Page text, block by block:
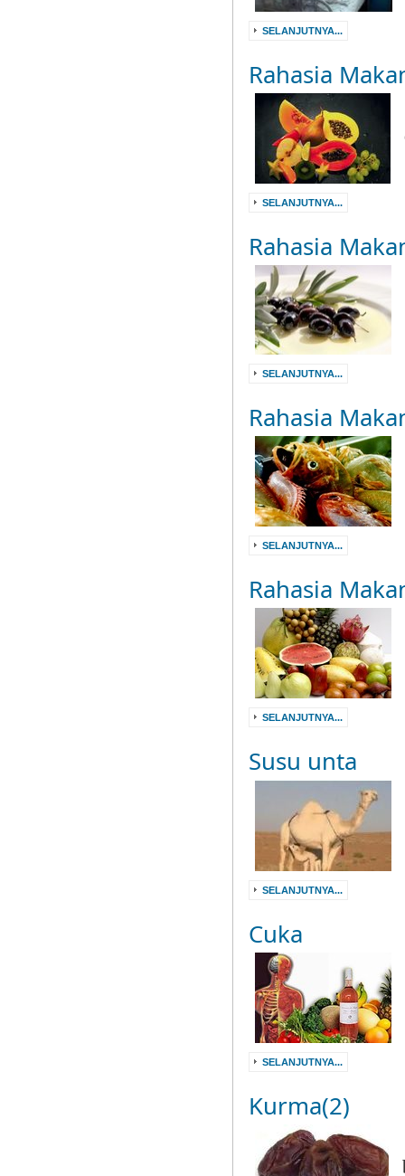
SELANJUTNYA...
Rahasia
SELANJUTNYA...
Rahasia
SELANJUTNYA...
Rahasia
SELANJUTNYA...
Rahasia
SELANJUTNYA...
Susu unta
SELANJUTNYA...
Cuka
SELANJUTNYA...
Kurma(2)